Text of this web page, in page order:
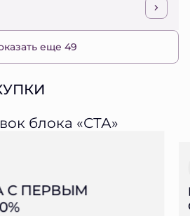
еще 49
блока «СТА»
С ПЕРВЫМ